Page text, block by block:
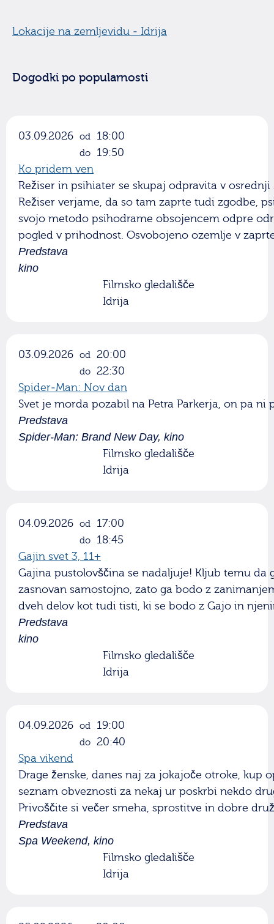
Lokacije na zemljevidu - Idrija
Dogodki po popularnosti
03.09.2026 od
do
18:00
19:50
Ko pridem ven
Režiser in psihiater se skupaj odpravita v
Režiser verjame, da so tam zaprte tudi zgodbe,
svojo metodo psihodrame obsojencem odpre
pogled v prihodnost. Osvobojeno ozemlje v
Predstava
kino
Filmsko gledališče
Idrija
03.09.2026 od
do
20:00
22:30
Spider-Man: Nov dan
Svet je morda pozabil na Petra Parkerja, on pa ni
Predstava
Spider-Man: Brand New Day, kino
Filmsko gledališče
Idrija
04.09.2026 od
do
17:00
18:45
Gajin svet 3, 11+
Gajina pustolovščina se nadaljuje! Kljub temu da
zasnovan samostojno, zato ga bodo z
dveh delov kot tudi tisti, ki se bodo z Gajo in
Predstava
kino
Filmsko gledališče
Idrija
04.09.2026 od
do
19:00
20:40
Spa vikend
Drage ženske, danes naj za jokajoče otroke, kup
seznam obveznosti za nekaj ur poskrbi nekdo
Privoščite si večer smeha, sprostitve in dobre
Predstava
Spa Weekend, kino
Filmsko gledališče
Idrija